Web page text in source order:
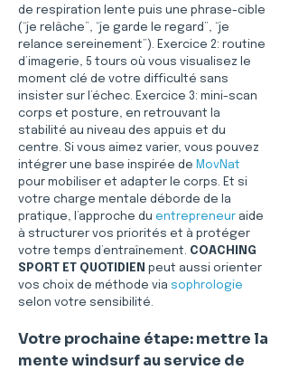
de respiration lente puis une phrase-cible
(“je relâche”, “je garde le regard”, “je
relance sereinement”). Exercice 2: routine
d’imagerie, 5 tours où vous visualisez le
moment clé de votre difficulté sans
insister sur l’échec. Exercice 3: mini-scan
corps et posture, en retrouvant la
stabilité au niveau des appuis et du
centre. Si vous aimez varier, vous pouvez
intégrer une base inspirée de MovNat
pour mobiliser et adapter le corps. Et si
votre charge mentale déborde de la
pratique, l’approche du entrepreneur aide
à structurer vos priorités et à protéger
votre temps d’entraînement. COACHING
SPORT ET QUOTIDIEN peut aussi orienter
vos choix de méthode via sophrologie
selon votre sensibilité.
Votre prochaine étape: mettre la
mente windsurf au service de